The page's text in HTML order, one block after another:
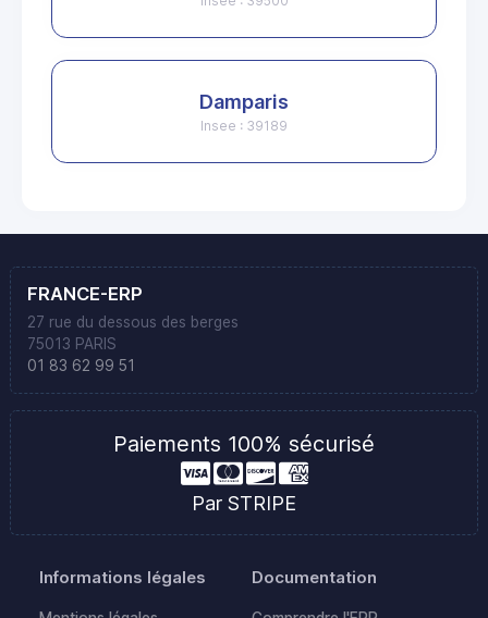
Damparis
Insee : 39189
FRANCE-ERP
27 rue du dessous des berges
75013 PARIS
01 83 62 99 51
Paiements 100% sécurisé
Par STRIPE
Informations légales Documentation